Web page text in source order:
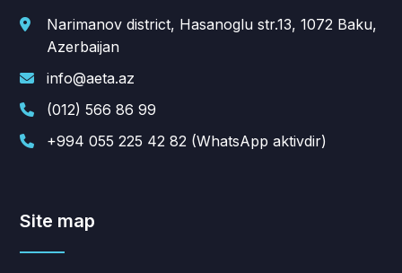
Narimanov district, Hasanoglu str.13, 1072 Baku,
Azerbaijan
info@aeta.az
(012) 566 86 99
+994 055 225 42 82 (WhatsApp aktivdir)
Site map